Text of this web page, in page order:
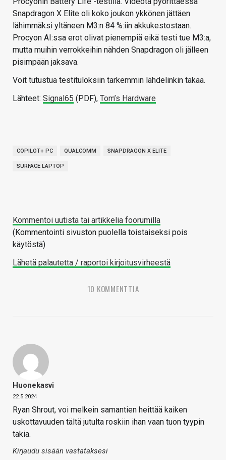
Snapdragon X Elite oli koko joukon ykkönen jättäen
lähimmäksi yltäneen M3:n 84 %:iin akkukestostaan.
Procyon AI:ssa erot olivat pienempiä eikä testi tue M3:a,
mutta muihin verrokkeihin nähden Snapdragon oli jälleen
pisimpään jaksava.
Voit tutustua testituloksiin tarkemmin lähdelinkin takaa.
Lähteet: Signal65 (PDF), Tom’s Hardware
COPILOT+ PC QUALCOMM SNAPDRAGON X ELITE
SURFACE LAPTOP
Kommentoi uutista tai artikkelia foorumilla
(Kommentointi sivuston puolella toistaiseksi pois
käytöstä)
Lähetä palautetta / raportoi kirjoitusvirheestä
10 KOMMENTTIA
Huonekasvi
22.5.2024
Ryan Shrout, voi melkein samantien heittää kaiken
uskottavuuden tältä jutulta roskiin ihan vaan tuon tyypin
takia.
Kirjaudu sisään vastataksesi